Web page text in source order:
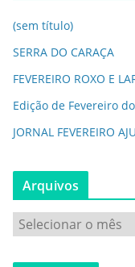
(sem título)
SERRA DO CARAÇA
FEVEREIRO ROXO E
Edição de Fevereiro
JORNAL FEVEREIRO
Arquivos